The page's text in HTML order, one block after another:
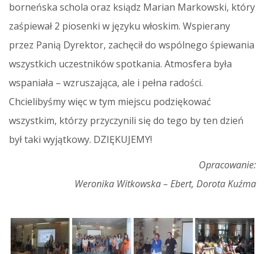
borneńska schola oraz ksiądz Marian Markowski, który
zaśpiewał 2 piosenki w języku włoskim. Wspierany
przez Panią Dyrektor, zachęcił do wspólnego śpiewania
wszystkich uczestników spotkania. Atmosfera była
wspaniała – wzruszająca, ale i pełna radości.
Chcielibyśmy więc w tym miejscu podziękować
wszystkim, którzy przyczynili się do tego by ten dzień
był taki wyjątkowy. DZIĘKUJEMY!
Opracowanie:
Weronika Witkowska – Ebert, Dorota Kuźma